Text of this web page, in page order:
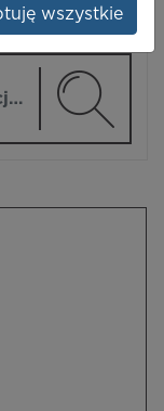
wszystkie